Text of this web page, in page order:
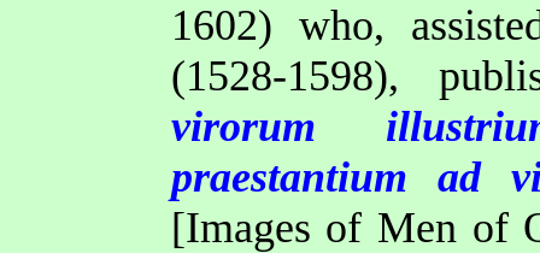
1602) who,
(1528-1598),
virorum
praestantium ad
[Images of Men of